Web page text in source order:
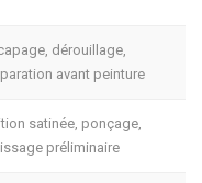
dérouillage,
avant peinture
satinée, ponçage,
préliminaire